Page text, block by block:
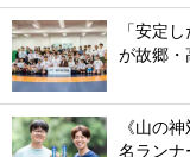
「安定
が故郷・
《山の
名ランナ